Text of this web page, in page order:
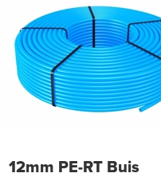
12mm PE-RT Buis